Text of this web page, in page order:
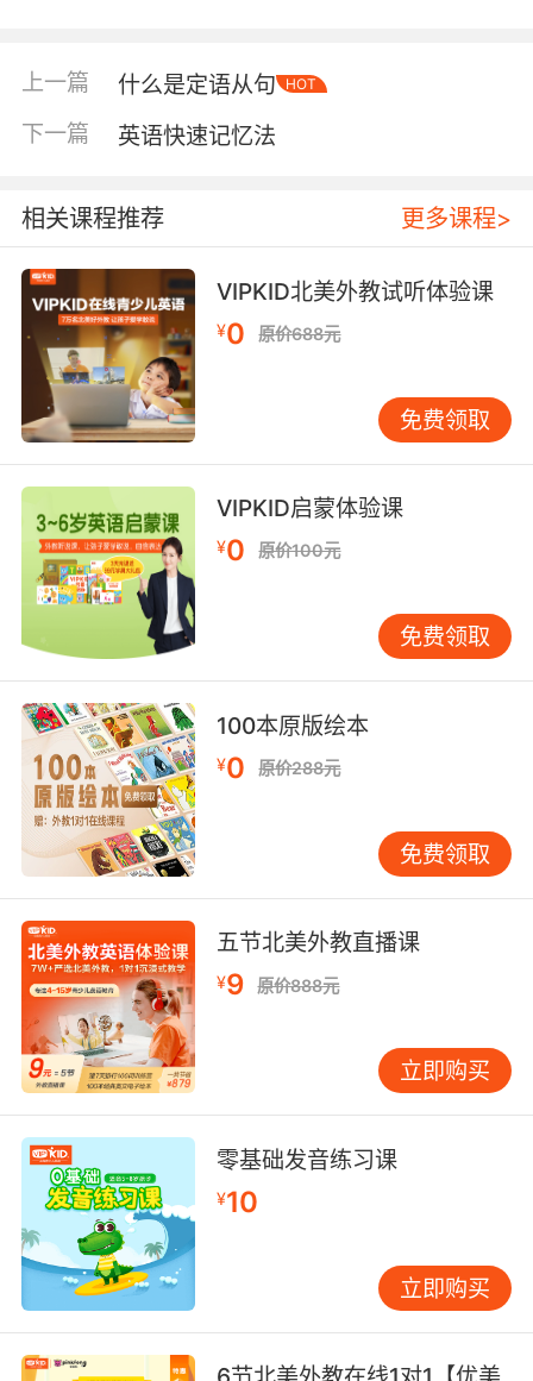
上一篇 什么是定语从句 HOT
下一篇 英语快速记忆法
相关课程推荐 更多课程>
VIPKID北美外教试听体验课
¥0 原价688元
免费领取
VIPKID启蒙体验课
¥0 原价100元
免费领取
100本原版绘本
¥0 原价288元
免费领取
五节北美外教直播课
¥9 原价888元
立即购买
零基础发音练习课
¥10
立即购买